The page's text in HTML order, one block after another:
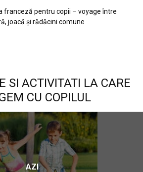
franceză pentru copii – voyage între
joacă și rădăcini comune
SI ACTIVITATI LA CARE
CU COPILUL
AZI